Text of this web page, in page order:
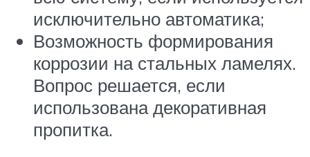
исключительно автоматика;
Возможность формирования
коррозии на стальных ламелях.
Вопрос решается, если
использована декоративная
пропитка.